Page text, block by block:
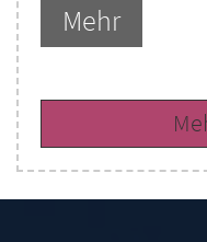
Mehr